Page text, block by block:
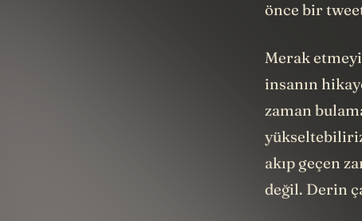
önce bir
Merak
insanın
zaman
akıp geçen
değil. Derin